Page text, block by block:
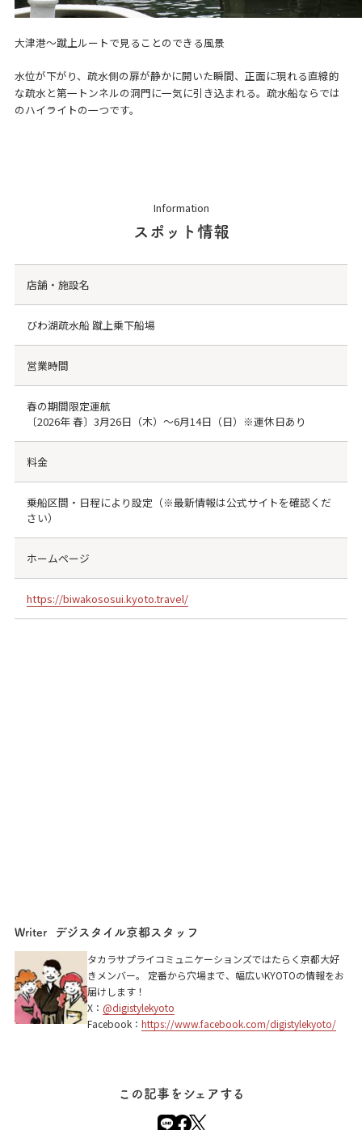
大津港～蹴上ルートで見ることのできる風景
水位が下がり、疏水側の扉が静かに開いた瞬間、正面に現れる直線的
な疏水と第一トンネルの洞門に一気に引き込まれる。疏水船ならでは
のハイライトの一つです。
Information
スポット情報
店舗・施設名
びわ湖疏水船 蹴上乗下船場
営業時間
春の期間限定運航
〔2026年 春〕3月26日（木）～6月14日（日）※運休日あり
料金
乗船区間・日程により設定（※最新情報は公式サイトを確認くだ
さい）
ホームページ
https://biwakososui.kyoto.travel/
Writer デジスタイル京都スタッフ
タカラサプライコミュニケーションズではたらく京都大好
きメンバー。 定番から穴場まで、幅広いKYOTOの情報をお
届けします！
X： @digistylekyoto
Facebook： https://www.facebook.com/digistylekyoto/
この記事をシェアする